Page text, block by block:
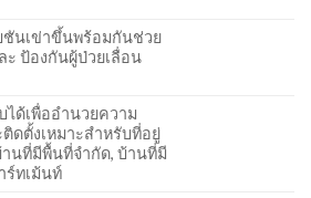
นเข่าขึ้นพร้อมกันช่วย
ป้องกันผู้ป่วยเลื่อน
ได้เพื่ออำนวยความ
ดตั้งเหมาะสำหรับที่อยู่
านที่มีพื้นที่จำกัด, บ้านที่มี
ร์ทเม้นท์